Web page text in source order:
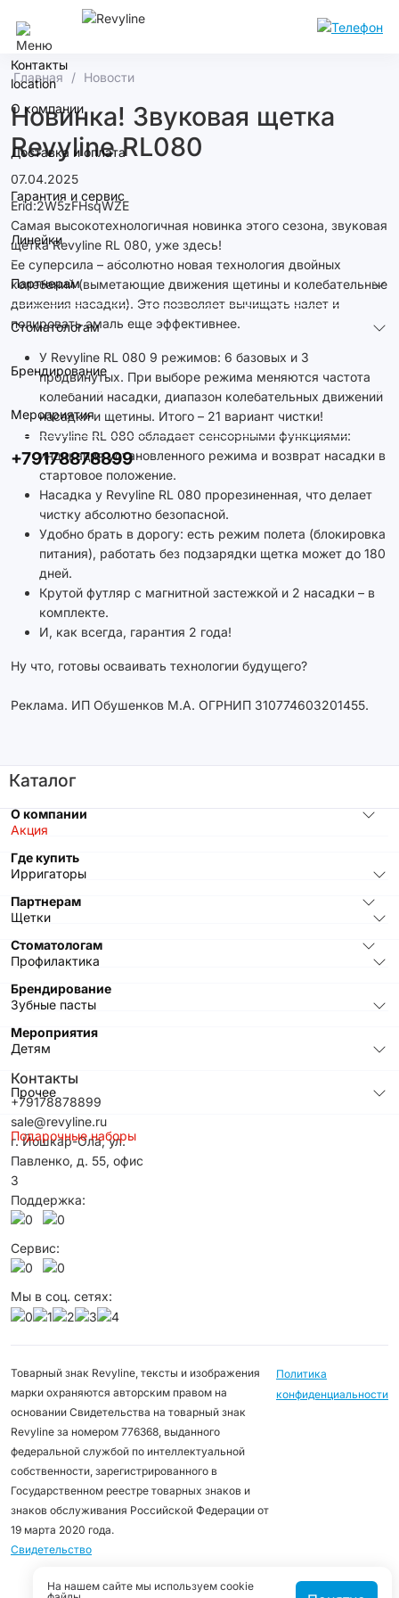
Йошкар-Ола
Контакты
О компании
Доставка и оплата
Гарантия и сервис
Линейки
Партнерам
Стоматологам
Брендирование
Мероприятия
+79178878899
Каталог
Акция
Ирригаторы
Щетки
Профилактика
Зубные пасты
Детям
Прочее
Подарочные наборы
Главная Новости
Новинка! Звуковая щетка
Revyline RL080
07.04.2025
Erid:2W5zFHsqWZE
Самая высокотехнологичная новинка этого сезона, звуковая
щетка Revyline RL 080, уже здесь!
Ее суперсила – абсолютно новая технология двойных
колебаний (выметающие движения щетины и колебательные
движения насадки). Это позволяет вычищать налет и
полировать эмаль еще эффективнее.
У Revyline RL 080 9 режимов: 6 базовых и 3
продвинутых. При выборе режима меняются частота
колебаний насадки, диапазон колебательных движений
насадки и щетины. Итого – 21 вариант чистки!
Revyline RL 080 обладает сенсорными функциями:
индикация установленного режима и возврат насадки в
стартовое положение.
Насадка у Revyline RL 080 прорезиненная, что делает
чистку абсолютно безопасной.
Удобно брать в дорогу: есть режим полета (блокировка
питания), работать без подзарядки щетка может до 180
дней.
Крутой футляр с магнитной застежкой и 2 насадки – в
комплекте.
И, как всегда, гарантия 2 года!
Ну что, готовы осваивать технологии будущего?
Реклама. ИП Обушенков М.А. ОГРНИП 310774603201455.
О компании
Где купить
Партнерам
Стоматологам
Брендирование
Мероприятия
Контакты
+79178878899
sale@revyline.ru
г. Йошкар-Ола, ул.
Павленко, д. 55, офис
3
Поддержка:
Сервис:
Мы в соц. сетях:
Товарный знак Revyline, тексты и изображения
марки охраняются авторским правом на
основании Свидетельства на товарный знак
Revyline за номером 776368, выданного
федеральной службой по интеллектуальной
собственности, зарегистрированного в
Государственном реестре товарных знаков и
знаков обслуживания Российской Федерации от
19 марта 2020 года.
Свидетельство
Политика
конфиденциальности
На нашем сайте мы используем cookie